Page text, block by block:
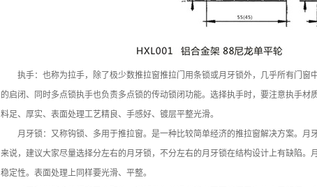
执手：也称为拉手，除了极少数推拉窗推拉门用条锁或月牙锁外，几乎所有门窗
的启闭、同时多点锁执手也负责多点锁的传动锁闭功能。选择执手时，要注意执手材
料足、厚实、表面处理工艺精良、手感好、镀层平整光滑。
月牙锁：又称钩锁、多用于推拉窗。是一种比较简单经济的推拉窗解决方案。月
来说，建议大家尽量选择分左右的月牙锁，不分左右的月牙锁在结构设计上有缺陷。
稳定性。表面处理上同样要光滑、平整。